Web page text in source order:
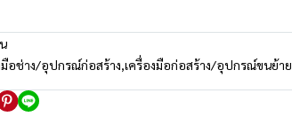
มือช่าง/อุปกรณ์ก่อสร้าง,เครื่องมือก่อสร้าง/อุปกรณ์ขนย้าย